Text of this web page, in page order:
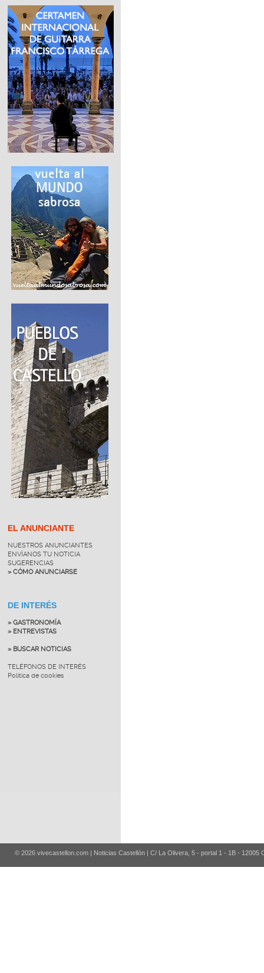
EL ANUNCIANTE
NUESTROS ANUNCIANTES
ENVÍANOS TU NOTICIA
SUGERENCIAS
» CÓMO ANUNCIARSE
DE INTERÉS
» GASTRONOMÍA
» ENTREVISTAS
» BUSCAR NOTICIAS
TELÉFONOS DE INTERÉS
Política de cookies
© 2026 vivecastellon.com | Noticias Castellón | C/ La Olivera, 5 - portal 1 - 1B - 12005